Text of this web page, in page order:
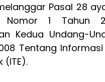
Pasal 28
Nomor 1 Tahun
Kedua Undang-
Tentang
(ITE).